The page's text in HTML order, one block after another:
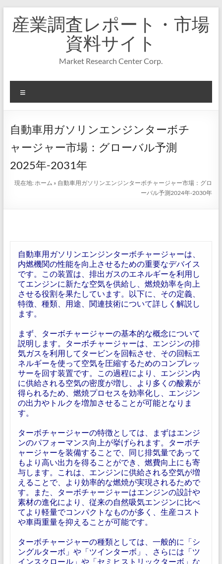
キ
プ
産業調査レポート・市場
資料サイト
Market Research Center Corp.
ニ
ー
自動車用ガソリンエンジンターボチ
ャージャー市場：グローバル予測
2025年-2031年
現在地:ホーム » 自動車用ガソリンエンジンターボチャージャー市場：グロ
ーバル予測2024年-2030年
自動車用ガソリンエンジンターボチャージャーは、
内燃機関の性能を向上させるための重要なデバイス
です。この装置は、排出ガスのエネルギーを利用し
てエンジンに新たな空気を供給し、燃焼効率を向上
させる役割を果たしています。以下に、その定義、
特徴、種類、用途、関連技術について詳しく解説し
ます。
まず、ターボチャージャーの基本的な概念について
説明します。ターボチャージャーは、エンジンの排
気ガスを利用してタービンを回転させ、その回転エ
ネルギーを使って空気を圧縮するためのコンプレッ
サーを回す装置です。この過程により、エンジン内
に供給される空気の密度が増し、より多くの酸素が
得られるため、燃焼プロセスを効率化し、エンジン
の出力やトルクを増加させることが可能となりま
す。
ターボチャージャーの特徴としては、まずはエンジ
ンのパフォーマンス向上が挙げられます。ターボチ
ャージャーを装備することで、同じ排気量であって
もより高い出力を得ることができ、燃費向上にも寄
与します。これは、エンジンに供給される空気が増
えることで、より効率的な燃焼が実現されるためで
す。また、ターボチャージャーはエンジンの設計や
素材の進化により、従来の自然吸気エンジンに比べ
てより軽量でコンパクトなものが多く、生産コスト
や車両重量を抑えることが可能です。
ターボチャージャーの種類としては、一般的に「シ
ングルターボ」や「ツインターボ」、さらには「ツ
インスクロール」や「セミヒストリックターボ」な